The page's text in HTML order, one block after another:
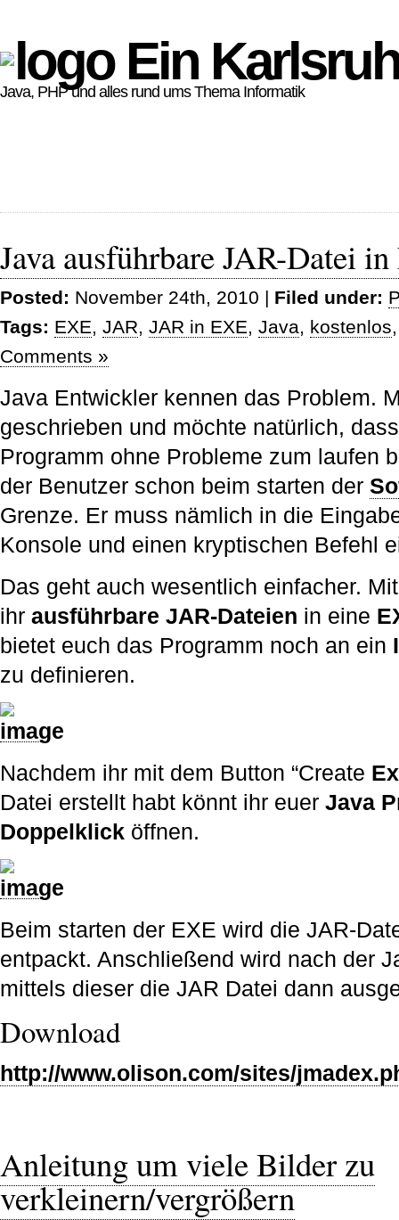
Ein
Java, PHP und alles rund ums Thema Informatik
Java ausführbare JAR-Datei
Posted: November 24th, 2010 | Filed under:
Tags: EXE, JAR, JAR in EXE, Java, kostenlos
Comments »
Java Entwickler kennen das Problem.
geschrieben und möchte natürlich,
Programm ohne Probleme zum laufen
der Benutzer schon beim starten der
Grenze. Er muss nämlich in die
Konsole und einen kryptischen Befehl
Das geht auch wesentlich einfacher.
ihr ausführbare JAR-Dateien in eine
bietet euch das Programm noch an ein
zu definieren.
Nachdem ihr mit dem Button “Create
Datei erstellt habt könnt ihr euer Java
Doppelklick öffnen.
Beim starten der EXE wird die JAR-
entpackt. Anschließend wird nach der
mittels dieser die JAR Datei dann
Download
http://www.olison.com/sites/
Anleitung um viele Bilder zu
verkleinern/vergrößern